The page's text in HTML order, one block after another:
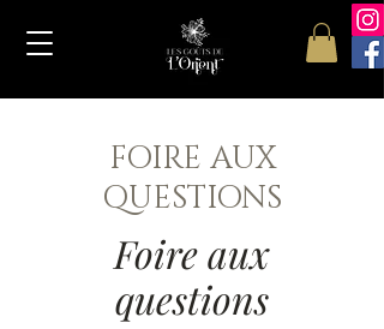
FOIRE AUX
QUESTIONS
Foire aux
questions